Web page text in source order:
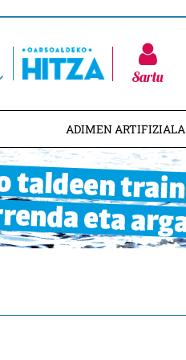
Sartu
ADIMEN ARTIFIZIALA